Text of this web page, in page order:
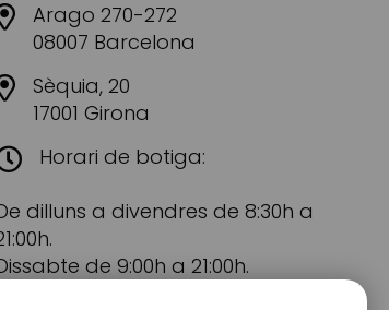
Arago 270-272
08007 Barcelona
Sèquia, 20
17001 Girona
Horari de botiga:
dilluns a divendres de 8:30h a
de 9:00h a 21:00h.